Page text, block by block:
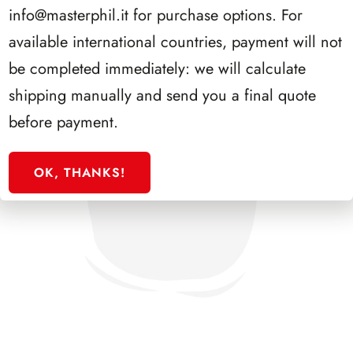
info@masterphil.it for purchase options. For
available international countries, payment will not
be completed immediately: we will calculate
shipping manually and send you a final quote
before payment.
OK, THANKS!